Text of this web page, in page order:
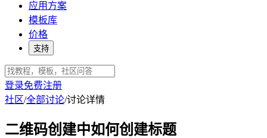
应用方案
模板库
价格
支持
登录免费注册
社区/全部讨论/讨论详情
二维码创建中如何创建标题